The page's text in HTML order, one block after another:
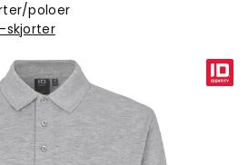
poloer
skjorter